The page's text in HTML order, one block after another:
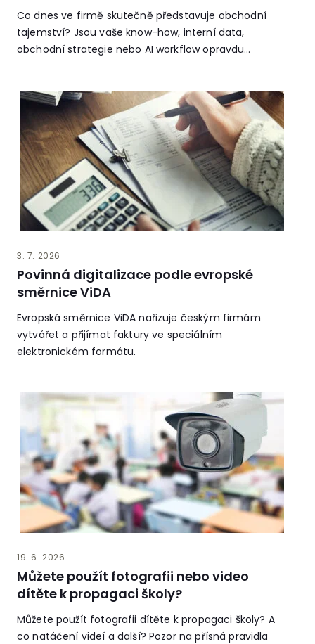
Co dnes ve firmě skutečně představuje obchodní
tajemství? Jsou vaše know-how, interní data,
obchodní strategie nebo AI workflow opravdu
3. 7. 2026
Povinná digitalizace podle evropské
směrnice ViDA
Evropská směrnice ViDA nařizuje českým firmám
vytvářet a přijímat faktury ve speciálním
elektronickém formátu.
19. 6. 2026
Můžete použít fotografii nebo video
dítěte k propagaci školy?
Můžete použít fotografii dítěte k propagaci školy? A
co natáčení videí a další? Pozor na přísná pravidla